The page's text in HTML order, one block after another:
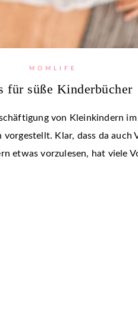
MOMLIFE
für süße Kinderbücher
von Kleinkindern
vorgestellt. Klar, dass da auch
etwas vorzulesen, hat viele